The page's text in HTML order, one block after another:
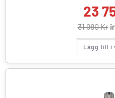
23
31 980Kr
Lägg till i